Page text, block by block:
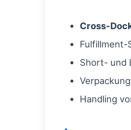
Cross-
Fulfillment-
Short- und
Handling